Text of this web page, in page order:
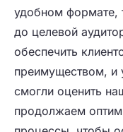
удобном формате,
до целевой
обеспечить
преимуществом, и
смогли оценить
продолжаем